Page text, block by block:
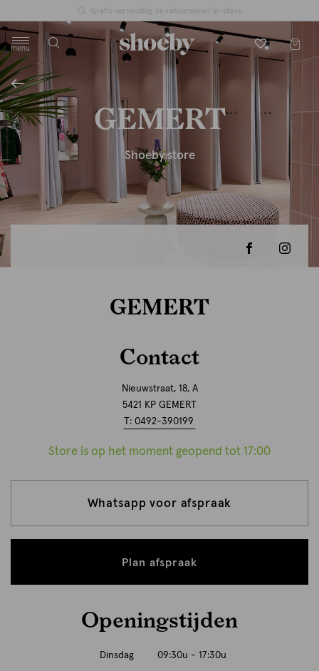
menu
label.header.toggle
GEMERT
Shoeby store
GEMERT
Contact
Nieuwstraat, 18, A
5421 KP GEMERT
T: 0492-390199
Store is op het moment geopend tot 17:00
Whatsapp voor afspraak
Plan afspraak
Openingstijden
Dinsdag 09:30u - 17:30u